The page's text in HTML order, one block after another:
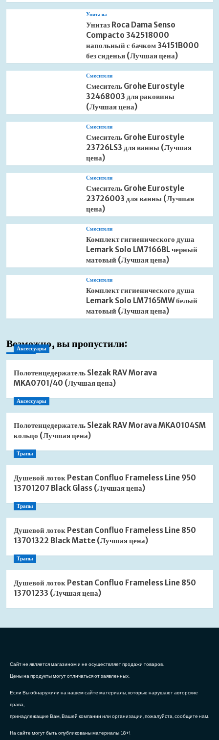
Унитазы
Унитаз Roca Dama Senso
Compacto 342518000
напольный с бачком 34151B000
без сиденья (Лучшая цена)
Смесители
Смеситель Grohe Eurostyle
32468003 для раковины
(Лучшая цена)
Смесители
Смеситель Grohe Eurostyle
23726LS3 для ванны (Лучшая
цена)
Смесители
Смеситель Grohe Eurostyle
23726003 для ванны (Лучшая
цена)
Смесители
Комплект гигиенического душа
Lemark Solo LM7166BL черный
матовый (Лучшая цена)
Смесители
Комплект гигиенического душа
Lemark Solo LM7165MW белый
матовый (Лучшая цена)
Возможно, вы пропустили:
Аксессуары
Полотенцедержатель Slezak RAV Morava
MKA0701/40 (Лучшая цена)
Аксессуары
Полотенцедержатель Slezak RAV Morava MKA0104SM
кольцо (Лучшая цена)
Трапы
Душевой лоток Pestan Confluo Frameless Line 950
13701207 Black Glass (Лучшая цена)
Трапы
Душевой лоток Pestan Confluo Frameless Line 850
13701322 Black Matte (Лучшая цена)
Трапы
Душевой лоток Pestan Confluo Frameless Line 850
13701233 (Лучшая цена)
Сайт не является магазином и не осуществляет продажи товаров.
Цены на продукты могут отличаться от заявленных.
Если Вы обнаружили на нашем сайте материалы, которые нарушают авторские
права,
принадлежащие Вам, Вашей компании или организации, пожалуйста, сообщите нам.
На сайте могут быть опубликованы материалы 18+!